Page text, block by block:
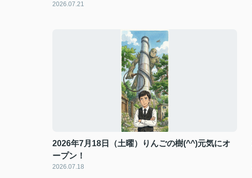
2026.07.21
2026年7月18日（土曜）りんごの樹(^^)元気にオ
ープン！
2026.07.18